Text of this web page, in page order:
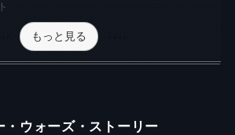
もっと見る
・ウォーズ・ストーリー